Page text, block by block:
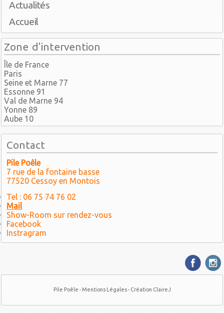
Actualités
Accueil
Zone d'intervention
Île de France
Paris
Seine et Marne 77
Essonne 91
Val de Marne 94
Yonne 89
Aube 10
Contact
Pile Poêle
7 rue de la fontaine basse
77520 Cessoy en Montois
Tel : 06 75 74 76 02
Mail
Show-Room sur rendez-vous
Facebook
Instragram
Pile Poêle -Mentions Légales- Création ClaireJ